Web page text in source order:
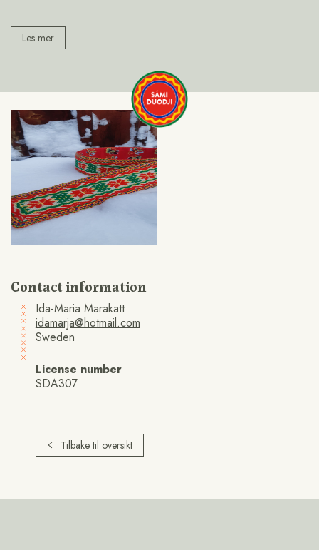
Les mer
Contact information
Ida-Maria Marakatt
idamarja@hotmail.com
Sweden
License number
SDA307
Tilbake til oversikt